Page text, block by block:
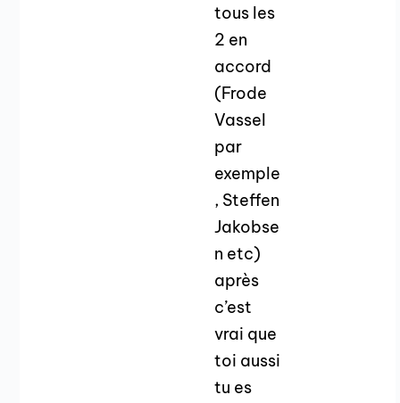
tous les
2 en
accord
(Frode
Vassel
par
exemple
, Steffen
Jakobse
n etc)
après
c’est
vrai que
toi aussi
tu es